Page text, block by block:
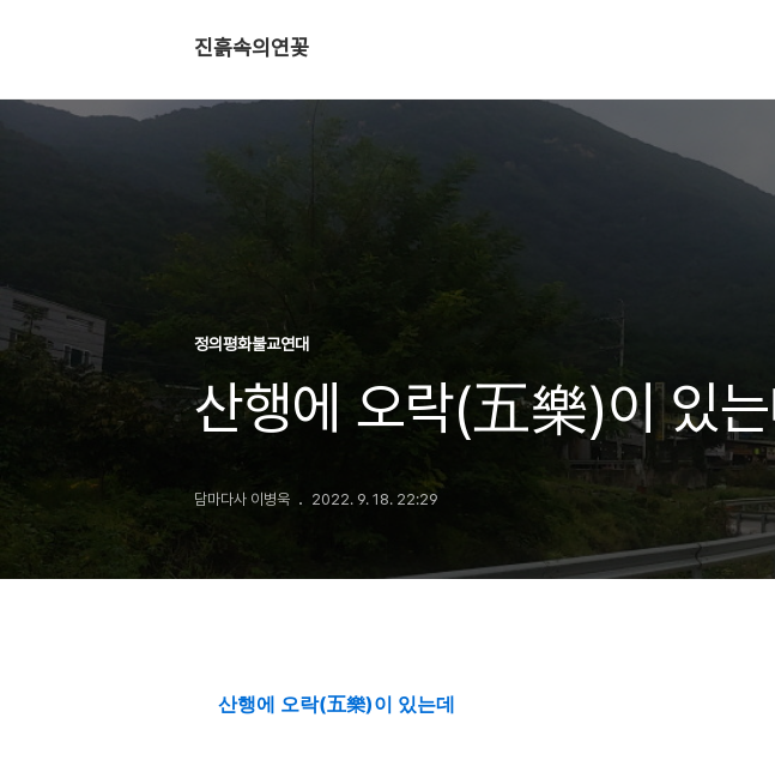
진흙속의연꽃
정의평화불교연대
산행에 오락(五樂)이 있는
담마다사 이병욱 2022. 9. 18. 22:29
산행에 오락(五樂)이 있는데